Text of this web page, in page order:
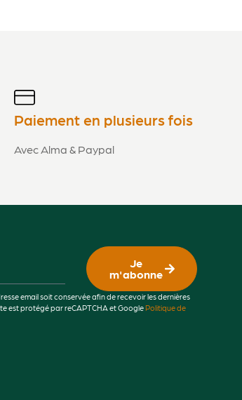
Paiement en plusieurs fois
Avec Alma & Paypal
Je
m'abonne
email soit conservée afin de recevoir les dernières
est protégé par reCAPTCHA et GooglePolitique de